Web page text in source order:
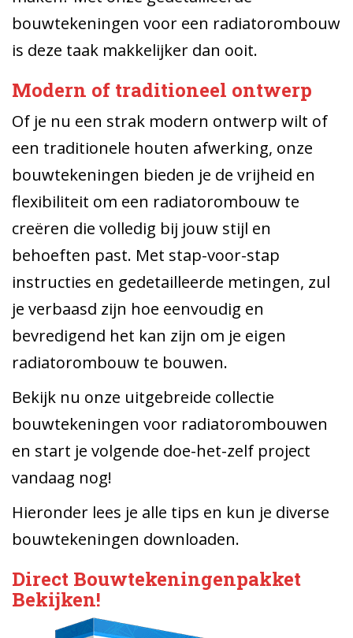
bouwtekeningen voor een radiatorombouw
is deze taak makkelijker dan ooit.
Modern of traditioneel ontwerp
Of je nu een strak modern ontwerp wilt of
een traditionele houten afwerking, onze
bouwtekeningen bieden je de vrijheid en
flexibiliteit om een radiatorombouw te
creëren die volledig bij jouw stijl en
behoeften past. Met stap-voor-stap
instructies en gedetailleerde metingen, zul
je verbaasd zijn hoe eenvoudig en
bevredigend het kan zijn om je eigen
radiatorombouw te bouwen.
Bekijk nu onze uitgebreide collectie
bouwtekeningen voor radiatorombouwen
en start je volgende doe-het-zelf project
vandaag nog!
Hieronder lees je alle tips en kun je diverse
bouwtekeningen downloaden.
Direct Bouwtekeningenpakket
Bekijken!